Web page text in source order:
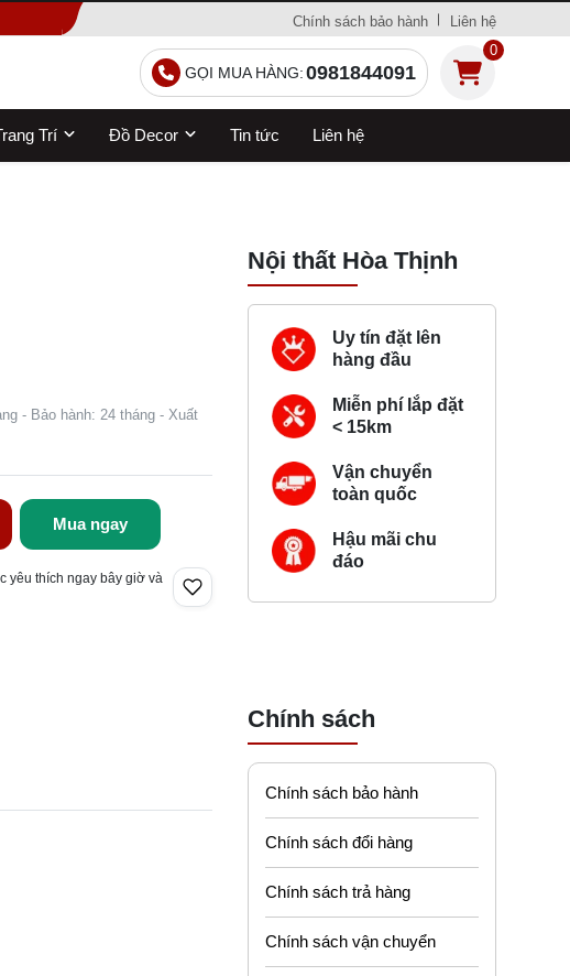
Chính sách bảo hành Liên hệ
GỌI MUA HÀNG:0981844091
0
Trí Đồ Decor Tin tức Liên hệ
- Bảo hành: 24 tháng - Xuất
Mua ngay
yêu thích ngay bây giờ và
Nội thất Hòa Thịnh
Uy tín đặt lên
hàng đầu
Miễn phí lắp đặt
< 15km
Vận chuyển
toàn quốc
Hậu mãi chu
đáo
Chính sách
Chính sách bảo hành
Chính sách đổi hàng
Chính sách trả hàng
Chính sách vận chuyển